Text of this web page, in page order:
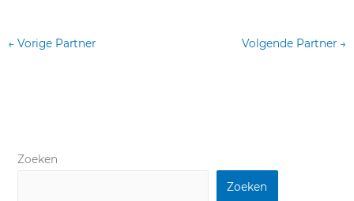
← Vorige Partner Volgende Partner →
Zoeken
Zoeken